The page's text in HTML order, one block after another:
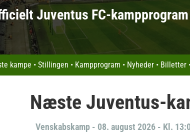
Juventus FC-
kampe • Stillingen • Kampprogram • Nyheder• Billetter
Næste Juventus-
Venskabskamp- 08. august 2026 - Kl.